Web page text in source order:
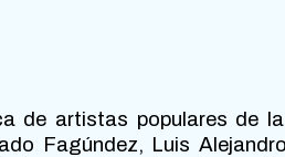
de artistas populares de
Fagúndez, Luis